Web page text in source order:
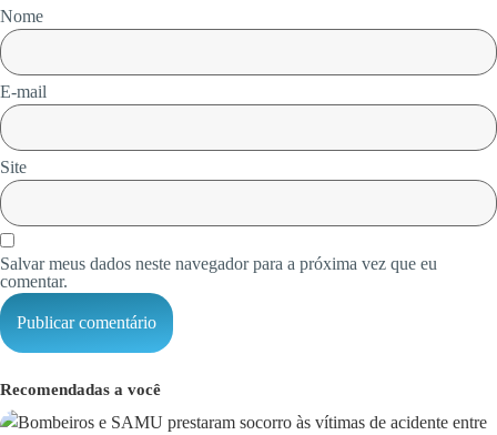
Nome
E-mail
Site
Salvar meus dados neste navegador para a próxima vez que eu
comentar.
Recomendadas a você